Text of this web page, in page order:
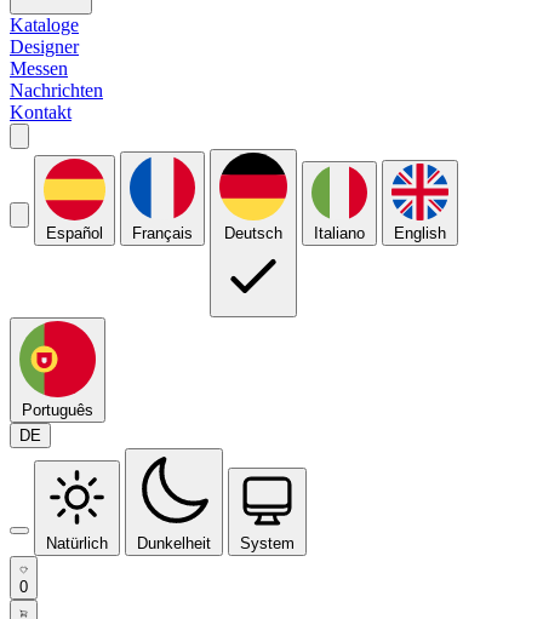
Kataloge
Designer
Messen
Nachrichten
Kontakt
Español Français Deutsch Italiano English
Português
DE
Natürlich Dunkelheit System
0